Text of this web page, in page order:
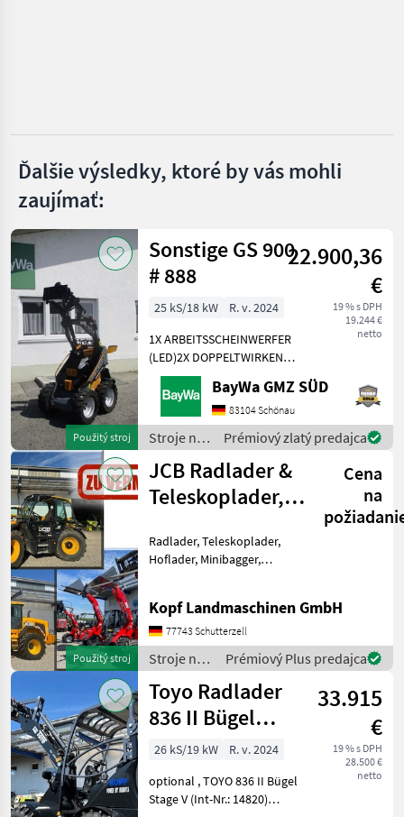
Kramer
Zobraziť
všetkých
35
MARKETPLACE
Marketplace
Ponuky
predajcov inzeráty
Ďalšie výsledky, ktoré by vás mohli
zaujímať:
Použitý stroj
Sonstige GS 900
# 888
22.900,36
€
19 % s DPH
19.244 €
netto
25 kS/18 kW
R. v. 2024
1X ARBEITSSCHEINWERFER
(LED)2X DOPPELTWIRKEND
MECHANISCHGEGENGEWICHT
UNTER DER TRITTGIANT
WERKZEUGAUFNAHMEMotor-
Moderner Kubota
Dreizylinderdieselmotor,
Typ
BayWa GMZ SÜD
83104 Schönau
Stroje na
stavbu /
Sonstige
Prémiový zlatý predajca
Použitý stroj
JCB Radlader &
Teleskoplader,
Min
Cena
na
Radlader, Teleskoplader,
Hoflader, Minibagger,
Verschiedene Maschinen zu
vermieten - Minibagger -
Hoflader (Toyo) - JCB Te
Kopf Landmaschinen GmbH
77743 Schutterzell
Stroje na
stavbu /
JCB
Prémiový Plus predajca
Toyo Radlader
836 II Bügel
Black, 4.
Steuerkreis
33.915
€
19 % s DPH
28.500 €
netto
26 kS/19 kW
R. v. 2024
optional , TOYO 836 II Bügel
Stage V (Int-Nr.: 14820)